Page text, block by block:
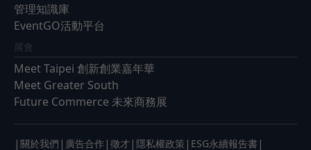
管理知識庫
EventGO活動平台
展會
Meet Taipei 創新創業嘉年華
Meet Greater South
Future Commerce 未來商務展
| 關於我們 | 廣告合作 | 徵才 | 隱私權政策 | ESG永續報告書 |